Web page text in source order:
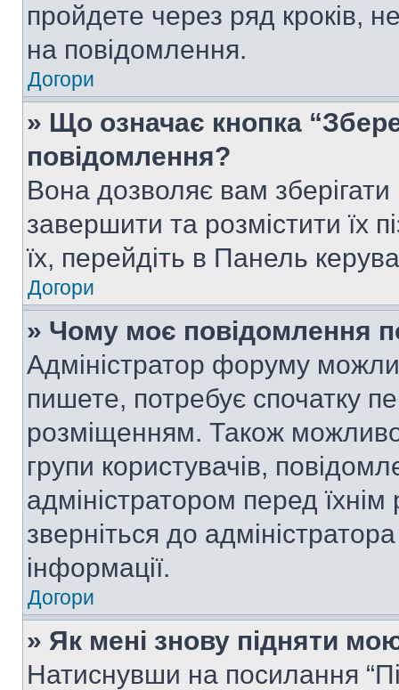
пройдете через ряд кроків,
на повідомлення.
Догори
» Що означає кнопка
повідомлення?
Вона дозволяє вам
завершити та розмістити їх
їх, перейдіть в Панель
Догори
» Чому моє повідомлення
Адміністратор форуму
пишете, потребує спочатку
розміщенням. Також
групи користувачів,
адміністратором перед
зверніться до
інформації.
Догори
» Як мені знову підняти
Натиснувши на посилання